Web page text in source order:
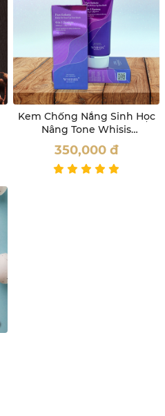
Kem Chống Nắng Sinh Học
Nâng Tone Whisis
SPF50+/PA++++
350,000 đ